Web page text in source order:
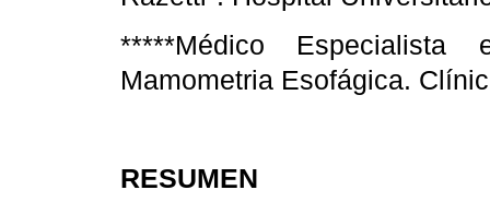
*****Médico Especialista
Mamometria Esofágica.
RESUMEN